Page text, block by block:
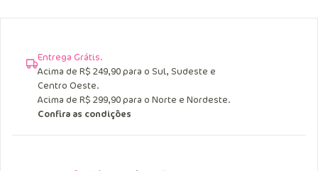
Entrega Grátis.
Acima de R$ 249,90 para o Sul, Sudeste e
Centro Oeste.